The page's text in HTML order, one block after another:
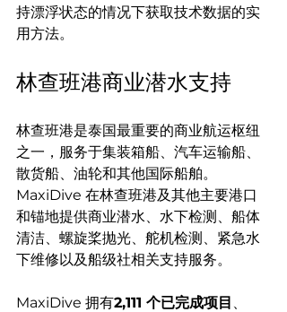
持漂浮状态的情况下获取技术数据的实
用方法。
林查班港商业潜水支持
林查班港是泰国最重要的商业航运枢纽
之一，服务于集装箱船、汽车运输船、
散货船、油轮和其他国际船舶。
MaxiDive 在林查班港及其他主要港口
和锚地提供商业潜水、水下检测、船体
清洁、螺旋桨抛光、舵机检测、紧急水
下维修以及船级社相关支持服务。
MaxiDive 拥有2,111 个已完成项目 、